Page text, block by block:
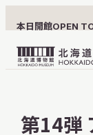
本日開館OPEN
北
博
第14弾